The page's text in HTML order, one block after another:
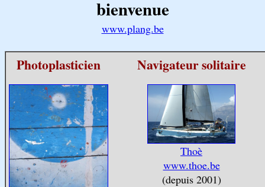
bienvenue
www.plang.be
Photoplasticien Navigateur solitaire
Thoè
www.thoe.be
(depuis 2001)